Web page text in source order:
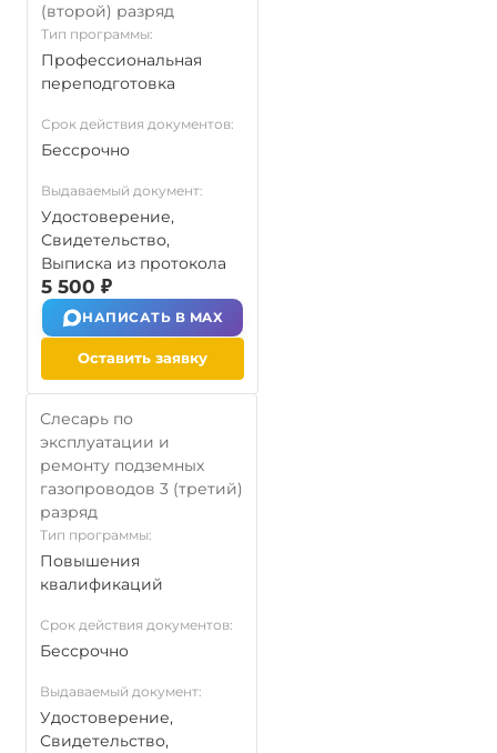
(второй) разряд
Тип программы:
Профессиональная
переподготовка
Срок действия документов:
Бессрочно
Выдаваемый документ:
Удостоверение,
Свидетельство,
Выписка из протокола
5 500 ₽
НАПИСАТЬ В MAX
Оставить заявку
Слесарь по
эксплуатации и
ремонту подземных
газопроводов 3 (третий)
разряд
Тип программы:
Повышения
квалификаций
Срок действия документов:
Бессрочно
Выдаваемый документ:
Удостоверение,
Свидетельство,